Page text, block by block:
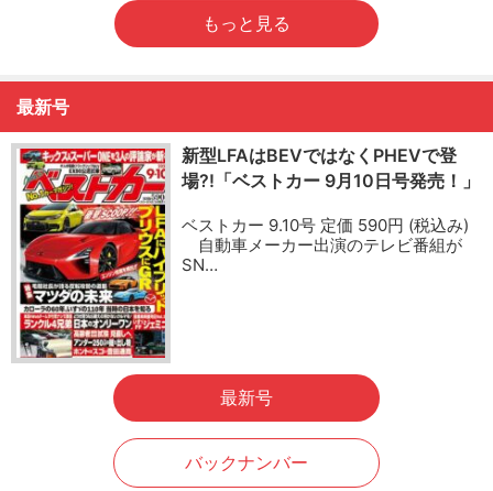
もっと見る
最新号
新型LFAはBEVではなくPHEVで登
場?!「ベストカー 9月10日号発売！」
ベストカー 9.10号 定価 590円 (税込み)
自動車メーカー出演のテレビ番組が
SN…
最新号
バックナンバー